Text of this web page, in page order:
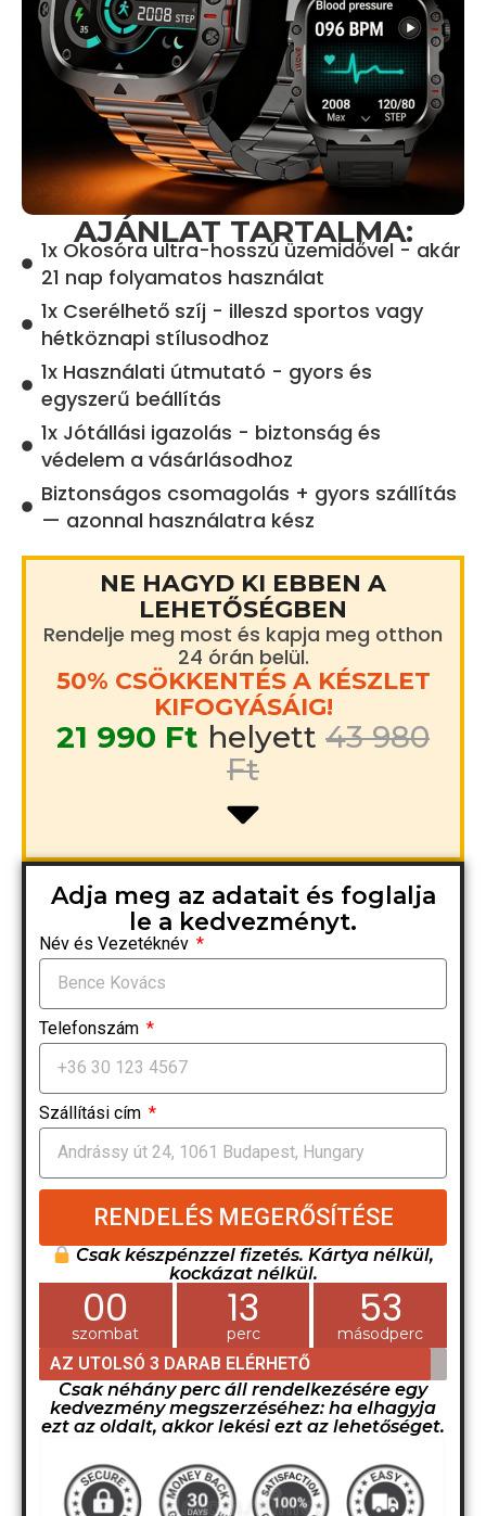
AJÁNLAT TARTALMA:
1x Okosóra ultra-hosszú üzemidővel - akár
21 nap folyamatos használat
1x Cserélhető szíj - illeszd sportos vagy
hétköznapi stílusodhoz
1x Használati útmutató - gyors és
egyszerű beállítás
1x Jótállási igazolás - biztonság és
védelem a vásárlásodhoz
Biztonságos csomagolás + gyors szállítás
— azonnal használatra kész
NE HAGYD KI EBBEN A
LEHETŐSÉGBEN
Rendelje meg most és kapja meg otthon
24 órán belül.
50% CSÖKKENTÉS A KÉSZLET
KIFOGYÁSÁIG!
21 990 Ft helyett 43 980
Ft
Adja meg az adatait és foglalja
le a kedvezményt.
Név és Vezetéknév
Telefonszám
Szállítási cím
RENDELÉS MEGERŐSÍTÉSE
Csak készpénzzel fizetés. Kártya nélkül,
kockázat nélkül.
00
szombat 13
perc 52
másodperc
AZ UTOLSÓ 3 DARAB ELÉRHETŐ
Csak néhány perc áll rendelkezésére egy
kedvezmény megszerzéséhez: ha elhagyja
ezt az oldalt, akkor lekési ezt az lehetőséget.